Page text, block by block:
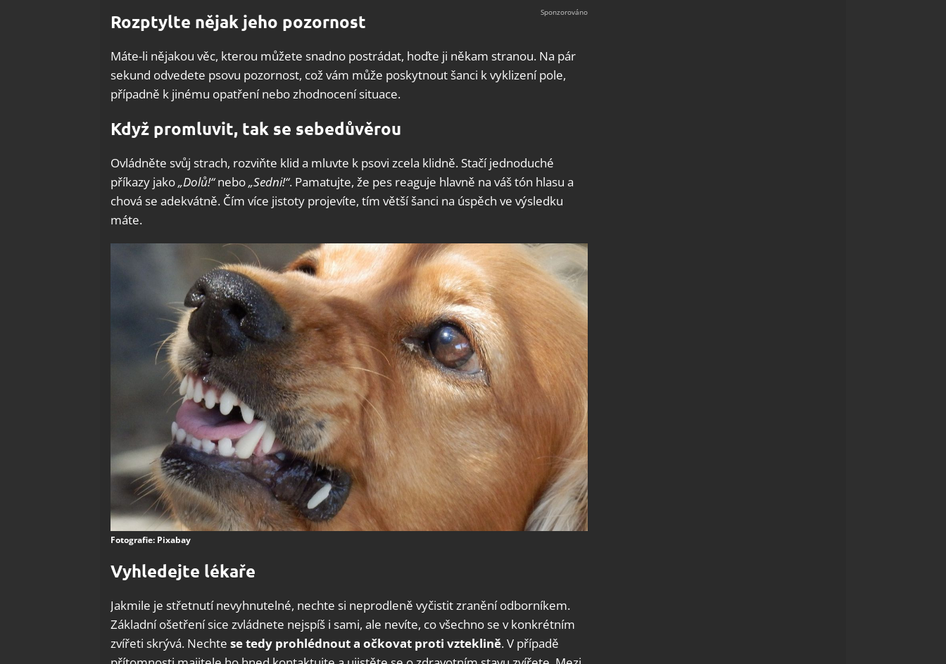
Rozptylte nějak jeho pozornost
Máte-li nějakou věc, kterou můžete snadno postrádat, hoďte ji někam stranou. Na pár
sekund odvedete psovu pozornost, což vám může poskytnout šanci k vyklizení pole,
případně k jinému opatření nebo zhodnocení situace.
Když promluvit, tak se sebedůvěrou
Ovládněte svůj strach, rozviňte klid a mluvte k psovi zcela klidně. Stačí jednoduché
příkazy jako„Dolů!“nebo„Sedni!“. Pamatujte, že pes reaguje hlavně na váš tón hlasu a
chová se adekvátně. Čím více jistoty projevíte, tím větší šanci na úspěch ve výsledku
máte.
Fotografie: Pixabay
Vyhledejte lékaře
Jakmile je střetnutí nevyhnutelné, nechte si neprodleně vyčistit zranění odborníkem.
Základní ošetření sice zvládnete nejspíš i sami, ale nevíte, co všechno se v konkrétním
zvířeti skrývá. Nechte se tedy prohlédnout a očkovat proti vzteklině. V případě